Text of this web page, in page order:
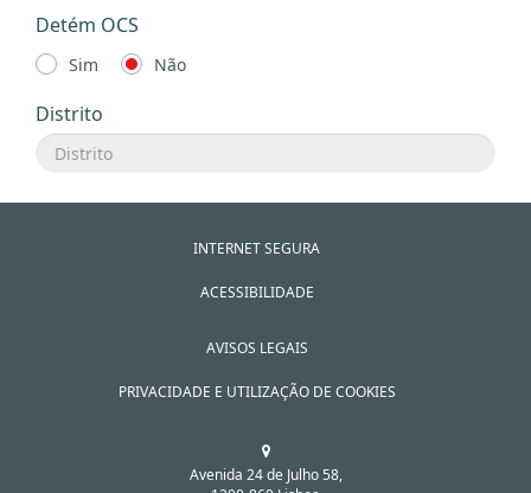
Detém OCS
Sim Não
Distrito
INTERNET SEGURA
ACESSIBILIDADE
AVISOS LEGAIS
PRIVACIDADE E UTILIZAÇÃO DE COOKIES
Avenida 24 de Julho 58,